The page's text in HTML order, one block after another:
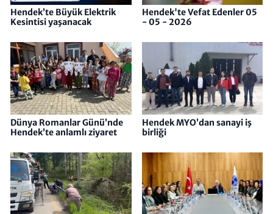
Hendek’te Büyük Elektrik
Kesintisi yaşanacak
Hendek'te Vefat Edenler 05
- 05 - 2026
Dünya Romanlar Günü’nde
Hendek’te anlamlı ziyaret
Hendek MYO’dan sanayi iş
birliği